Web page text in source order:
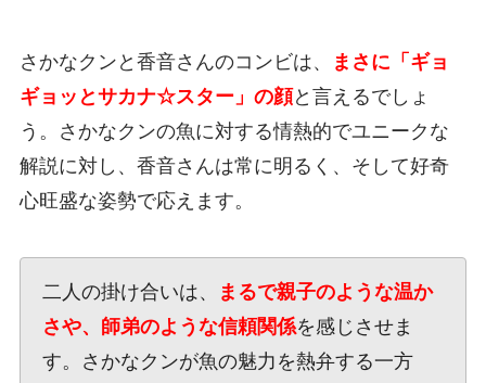
さかなクンと香音さんのコンビは、
まさに「ギョ
ギョッとサカナ☆スター」の顔と言えるでしょ
う。さかなクンの魚に対する情熱的でユニークな
解説に対し、香音さんは常に明るく、そして好奇
心旺盛な姿勢で応えます。
二人の掛け合いは、
まるで親子のような温か
さや、師弟のような信頼関係を感じさせま
す。さかなクンが魚の魅力を熱弁する一方